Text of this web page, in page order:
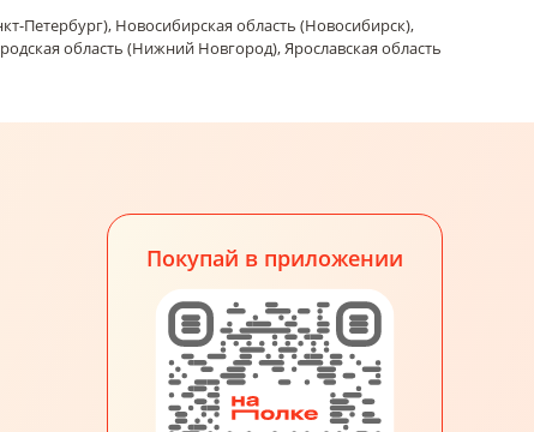
Петербург), Новосибирская область (Новосибирск),
область (Нижний Новгород), Ярославская область
Покупай в приложении